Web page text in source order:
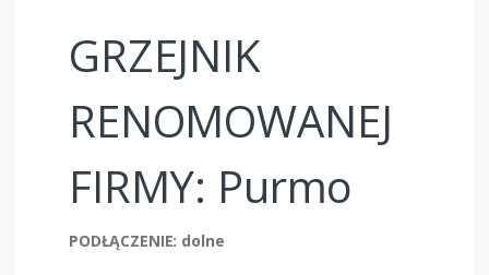
GRZEJNIK
RENOMOWANEJ
FIRMY: Purmo
PODŁĄCZENIE: dolne